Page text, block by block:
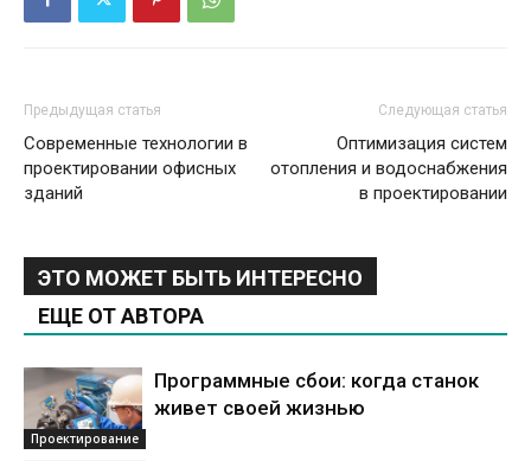
Предыдущая статья
Современные технологии в
проектировании офисных
зданий
Следующая статья
Оптимизация систем
отопления и водоснабжения
в проектировании
ЭТО МОЖЕТ БЫТЬ ИНТЕРЕСНО
ЕЩЕ ОТ АВТОРА
Проектирование
Программные сбои: когда станок
живет своей жизнью